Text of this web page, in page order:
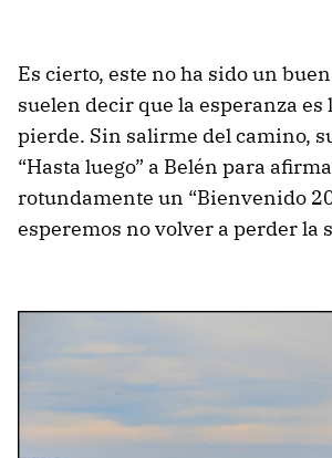
Es cierto, este no ha sido un
suelen decir que la esperanza es
pierde. Sin salirme del camino,
“Hasta luego” a Belén para
rotundamente un “Bienvenido
esperemos no volver a perder la